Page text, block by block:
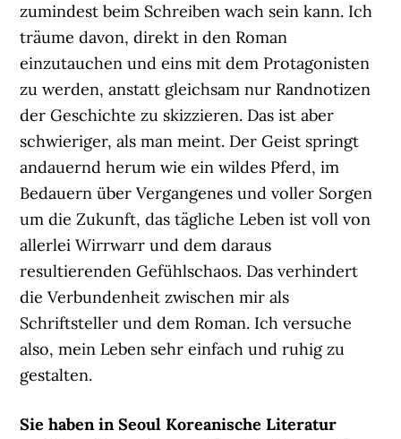
zumindest beim Schreiben wach sein kann. Ich
träume davon, direkt in den Roman
einzutauchen und eins mit dem Protagonisten
zu werden, anstatt gleichsam nur Randnotizen
der Geschichte zu skizzieren. Das ist aber
schwieriger, als man meint. Der Geist springt
andauernd herum wie ein wildes Pferd, im
Bedauern über Vergangenes und voller Sorgen
um die Zukunft, das tägliche Leben ist voll von
allerlei Wirrwarr und dem daraus
resultierenden Gefühlschaos. Das verhindert
die Verbundenheit zwischen mir als
Schriftsteller und dem Roman. Ich versuche
also, mein Leben sehr einfach und ruhig zu
gestalten.
Sie haben in Seoul Koreanische Literatur